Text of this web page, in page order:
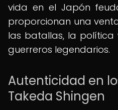
vida en el Japón
proporcionan una
las batallas, la política
guerreros legendarios.
Autenticidad en
Takeda Shingen